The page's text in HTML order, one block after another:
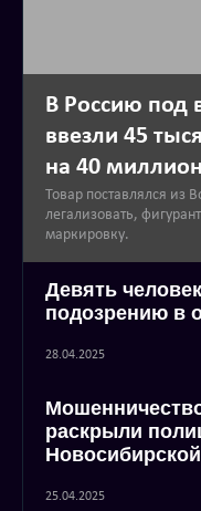
В Россию под
ввезли 45
на 40
Товар поставлялся из
легализовать,
маркировку.
Девять
подозрению в
28.04.2025
раскрыли
25.04.2025